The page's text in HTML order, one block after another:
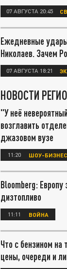
07 АВГУСТА 20:45
Ежедневные
Николаев. Зачем
07 АВГУСТА 18:21
НОВОСТИ
"У неё
возглавить
джазовом вузе
11:20 ШОУ-БИЗНЕС
Bloomberg:
дизтопливо
11:11 ВОЙНА
Что с бензином
цены, очереди и